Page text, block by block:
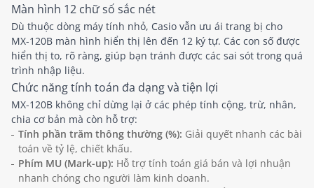
Màn hình 12 chữ số sắc nét
Dù thuộc dòng máy tính nhỏ, Casio vẫn ưu ái trang bị cho
MX-120B màn hình hiển thị lên đến 12 ký tự. Các con số được
hiển thị to, rõ ràng, giúp bạn tránh được các sai sót trong quá
trình nhập liệu.
Chức năng tính toán đa dạng và tiện lợi
MX-120B không chỉ dừng lại ở các phép tính cộng, trừ, nhân,
chia cơ bản mà còn hỗ trợ:
Tính phần trăm thông thường (%): Giải quyết nhanh các bài
toán về tỷ lệ, chiết khấu.
Phím MU (Mark-up): Hỗ trợ tính toán giá bán và lợi nhuận
nhanh chóng cho người làm kinh doanh.